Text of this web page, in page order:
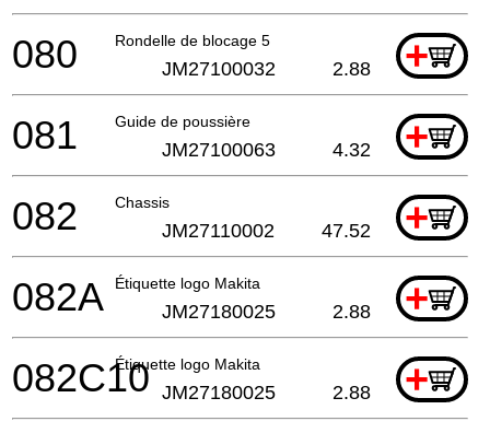
Rondelle de blocage 5 +
080 JM27100032 2.88
Guide de poussière +
081 JM27100063 4.32
Chassis +
082 JM27110002 47.52
Étiquette logo Makita +
082A JM27180025 2.88
Étiquette logo Makita +
082C10 JM27180025 2.88